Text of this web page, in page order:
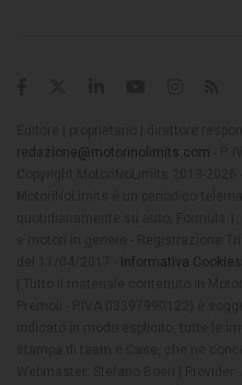
redazione@motorinolimits.com
Informativa Cookies